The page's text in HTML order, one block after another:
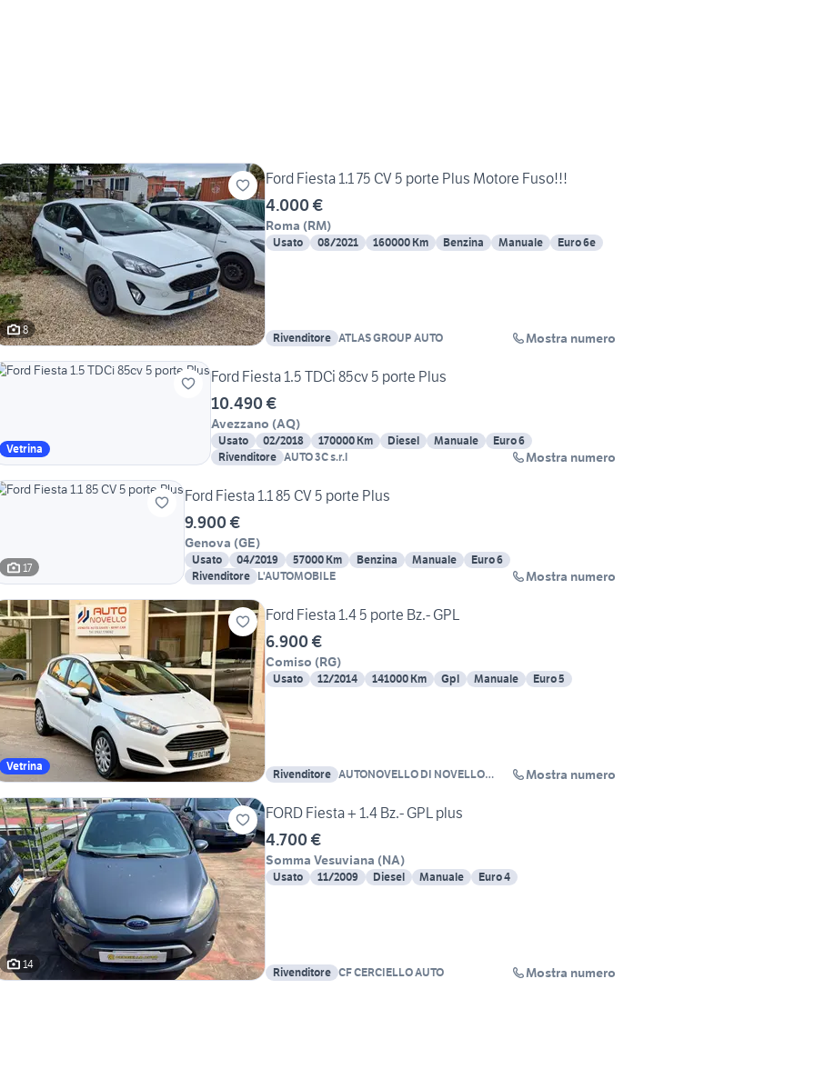
8
Ford Fiesta 1.1 75 CV 5 porte Plus Motore Fuso!!!
4.000 €
Roma (RM)
Usato 08/2021 160000 Km Benzina Manuale Euro 6e
Rivenditore ATLAS GROUP AUTO Mostra numero
Vetrina
Ford Fiesta 1.5 TDCi 85cv 5 porte Plus
10.490 €
Avezzano (AQ)
Usato 02/2018 170000 Km Diesel Manuale
Euro 6
Rivenditore AUTO 3C s.r.l Mostra numero
17
Ford Fiesta 1.1 85 CV 5 porte Plus
9.900 €
Genova (GE)
Usato 04/2019 57000 Km Benzina Manuale
Euro 6
Rivenditore L'AUTOMOBILE Mostra numero
Vetrina
Ford Fiesta 1.4 5 porte Bz.- GPL
6.900 €
Comiso (RG)
Usato 12/2014 141000 Km Gpl Manuale Euro 5
Rivenditore AUTONOVELLO DI NOVELLO
Mostra numero
14
FORD Fiesta + 1.4 Bz.- GPL plus
4.700 €
Somma Vesuviana (NA)
Usato 11/2009 Diesel Manuale Euro 4
Rivenditore CF CERCIELLO AUTO Mostra numero